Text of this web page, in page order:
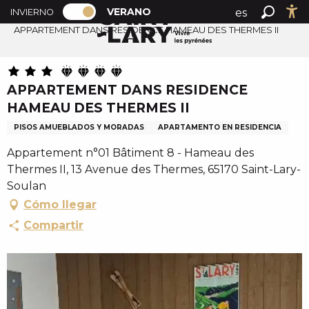
A
l
r
a
u
c
n
t
e
n
u
i
PAGE D’ACCUEIL ACTUELLE ÉTÉ : PASSER EN MODE
INVIERNO PAGE D’ACCUEIL ACTUELLE ÉTÉ :
VERANO
es
Buscar
Accueil verano
APPARTEMENT DANS RESIDENCE HAMEAU DES THERMES II
APPARTEMENT DANS RESIDENCE
HAMEAU DES THERMES II
PISOS AMUEBLADOS Y MORADAS APARTAMENTO EN RESIDENCIA
Appartement n°01 Bâtiment 8 - Hameau des
Thermes II, 13 Avenue des Thermes, 65170 Saint-Lary-
Soulan
Cómo llegar
Compartir